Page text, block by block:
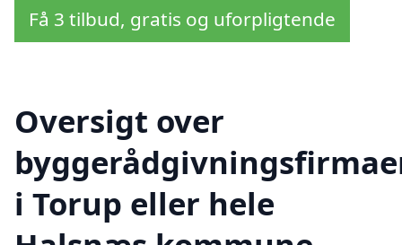
Få 3 tilbud, gratis og uforpligtende
Oversigt over
i Torup eller hele